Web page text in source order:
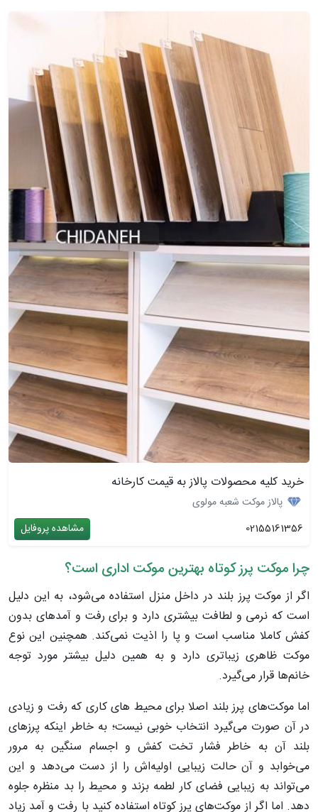
خرید کلیه محصولات پالاز به قیمت کارخانه
پالاز موکت شعبه مولوی
02155161356
مشاهده پروفایل
چرا موکت پرز کوتاه بهترین موکت اداری است؟
اگر از موکت پرز بلند در داخل منزل استفاده می‌شود، به این دلیل
است که نرمی و لطافت بیشتری دارد و برای رفت و آمدهای بدون
کفش کاملا مناسب است و پا را اذیت نمی‌کند. همچنین این نوع
موکت ظاهری زیباتری دارد و به همین دلیل بیشتر مورد توجه
خانم‌ها قرار می‌گیرد.
اما موکت‌های پرز بلند اصلا برای محیط های کاری که رفت و زیادی
در آن صورت می‌گیرد انتخاب خوبی نیست؛ به خاطر اینکه پرزهای
بلند آن به خاطر فشار تخت کفش و اجسام سنگین به مرور
می‌خوابد و آن حالت زیبایی اولیه‌اش را از دست می‌دهد و این
می‌تواند به زیبایی فضای کار لطمه بزند و محیط را بد منظره جلوه
دهد. اما اگر از موکت‌های پرز کوتاه استفاده کنید با رفت و آمد زیاد